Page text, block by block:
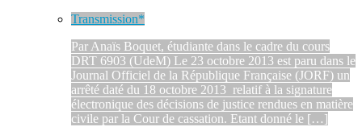
Transmission*
Par Anaïs Boquet, étudiante dans le cadre du cours
DRT 6903 (UdeM) Le 23 octobre 2013 est paru dans le
Journal Officiel de la République Française (JORF) un
arrêté daté du 18 octobre 2013 relatif à la signature
électronique des décisions de justice rendues en matière
civile par la Cour de cassation. Etant donné le […]